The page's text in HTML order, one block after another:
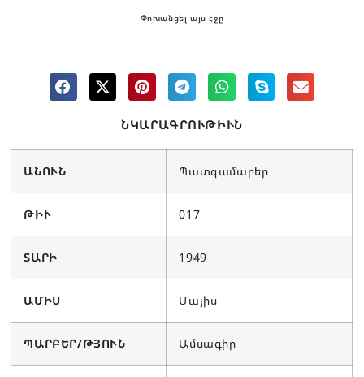
ՆԿԱՐԱԳՐՈՒԹԻՒՆ
ԱՆՈՒՆ Պատգամաբեր
ԹԻՒ 017
ՏԱՐԻ 1949
ԱՄԻՍ Մայիս
ՊԱՐԲԵՐ/ԹՅՈՒՆ Ամսագիր
Փոխանցել այս էջը